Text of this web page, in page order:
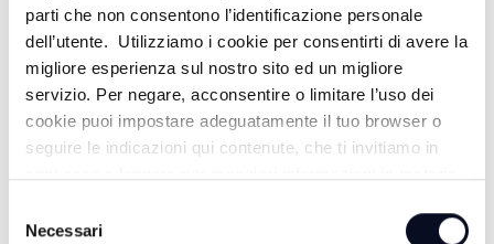
parti che non consentono l’identificazione personale
dell’utente. Utilizziamo i cookie per consentirti di avere la
migliore esperienza sul nostro sito ed un migliore
servizio. Per negare, acconsentire o limitare l’uso dei
cookie puoi impostare adeguatamente il tuo browser o
seguire le indicazioni qui contenute, che ti invitiamo in
delNecessari
LO GIURO SULLA TV
VAI AL PROGRAMMA